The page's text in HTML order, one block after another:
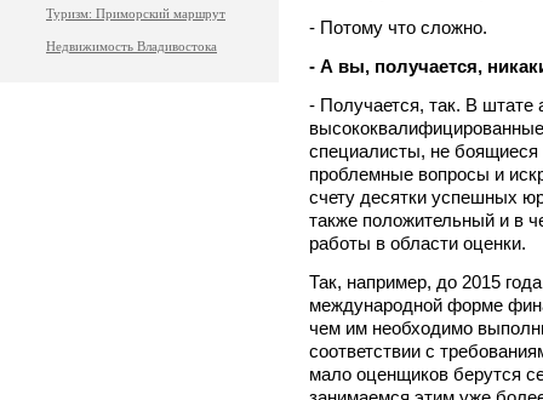
Туризм: Приморский маршрут
Недвижимость Владивостока
- Потому что сложно.
- А вы, получается,
- Получается, так. В штате
специалисты, не
проблемные вопросы и
счету десятки успешных
также положительный и в
работы в области оценки.
Так, например, до 2015
международной форме
чем им необходимо
соответствии с
мало оценщиков берутся